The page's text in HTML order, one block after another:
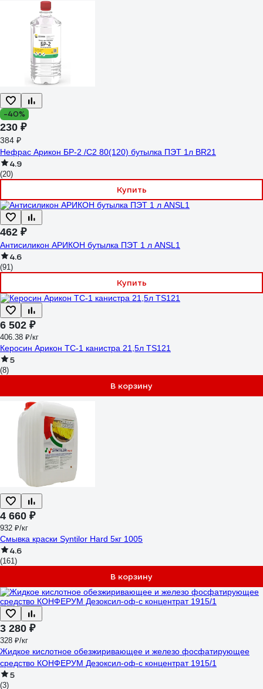
-40%
230 ₽
384 ₽
Нефрас Арикон БР-2 /С2 80(120) бутылка ПЭТ 1л BR21
4.9
(20)
Купить
462 ₽
Антисиликон АРИКОН бутылка ПЭТ 1 л ANSL1
4.6
(91)
Купить
6 502 ₽
406.38 ₽/кг
Керосин Арикон ТС-1 канистра 21,5л TS121
5
(8)
В корзину
4 660 ₽
932 ₽/кг
Смывка краски Syntilor Hard 5кг 1005
4.6
(161)
В корзину
3 280 ₽
328 ₽/кг
Жидкое кислотное обезжиривающее и железо фосфатирующее
средство КОНФЕРУМ Дезоксил-оф-с концентрат 1915/1
5
(3)